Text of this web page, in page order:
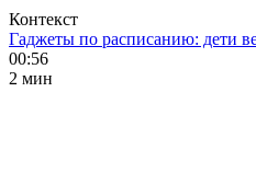
Контекст
Гаджеты по расписанию: дети
00:56
2 мин